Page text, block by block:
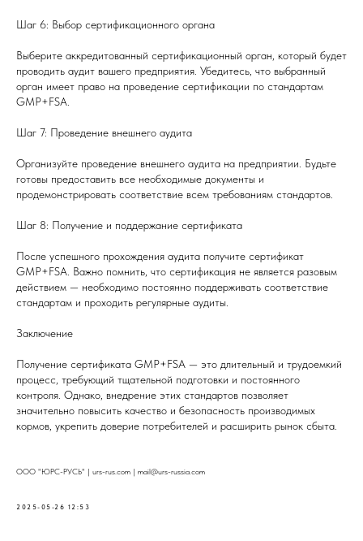
Шаг 6: Выбор сертификационного органа
Выберите аккредитованный сертификационный орган, который будет
проводить аудит вашего предприятия. Убедитесь, что выбранный
орган имеет право на проведение сертификации по стандартам
GMP+FSA.
Шаг 7: Проведение внешнего аудита
Организуйте проведение внешнего аудита на предприятии. Будьте
готовы предоставить все необходимые документы и
продемонстрировать соответствие всем требованиям стандартов.
Шаг 8: Получение и поддержание сертификата
После успешного прохождения аудита получите сертификат
GMP+FSA. Важно помнить, что сертификация не является разовым
действием — необходимо постоянно поддерживать соответствие
стандартам и проходить регулярные аудиты.
Заключение
Получение сертификата GMP+FSA — это длительный и трудоемкий
процесс, требующий тщательной подготовки и постоянного
контроля. Однако, внедрение этих стандартов позволяет
значительно повысить качество и безопасность производимых
кормов, укрепить доверие потребителей и расширить рынок сбыта.
ООО "ЮРС-РУСЬ" | urs-rus.com | mail@urs-russia.com
2025-05-26 12:53